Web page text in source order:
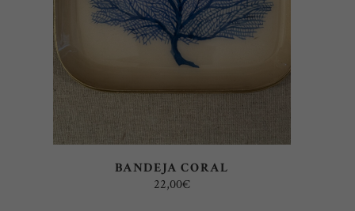
BANDEJA CORAL
22,00€